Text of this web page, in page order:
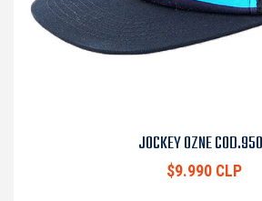
JOCKEY OZNE
$9.990 CLP